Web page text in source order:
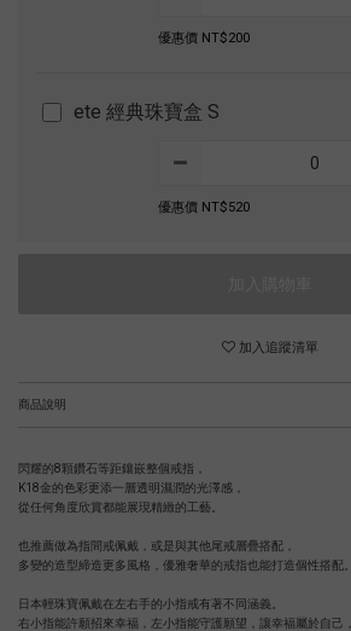
優惠價 NT$200
ete 經典珠寶盒 S
優惠價 NT$520
加入追蹤清單
商品說明
閃耀的8顆鑽石等距鑲嵌整個戒指，
K18金的色彩更添一層透明濕潤的光澤感，
從任何角度欣賞都能展現精緻的工藝。
也推薦做為指間戒佩戴，或是與其他尾戒層疊搭配，
多變的造型締造更多風格，優雅奢華的戒指也能打造個性搭配。
日本輕珠寶佩戴在左右手的小指戒有著不同涵義。
右小指能許願招來幸福，左小指能守護願望，讓幸福屬於自己，